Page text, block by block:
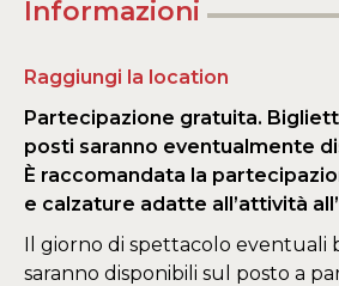
Informazioni
Raggiungi la location
Partecipazione gratuita.
posti saranno eventualmente
È raccomandata la
e calzature adatte all’attività
Il giorno di spettacolo eventuali
saranno disponibili sul posto a